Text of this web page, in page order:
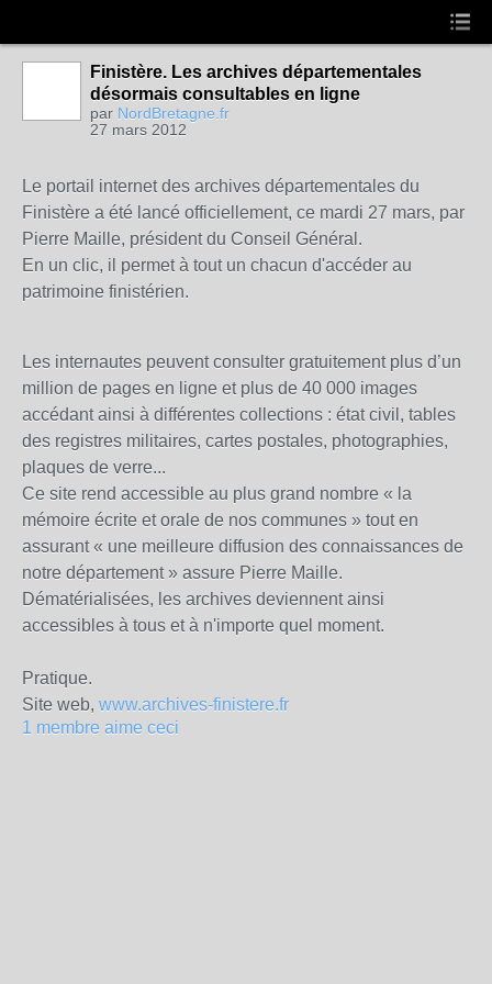
Finistère. Les archives départementales
désormais consultables en ligne
par NordBretagne.fr
27 mars 2012
Le portail internet des archives départementales du
Finistère a été lancé officiellement, ce mardi 27 mars, par
Pierre Maille, président du Conseil Général.
En un clic, il permet à tout un chacun d'accéder au
patrimoine finistérien.
Les internautes peuvent consulter gratuitement plus d’un
million de pages en ligne et plus de 40 000 images
accédant ainsi à différentes collections : état civil, tables
des registres militaires, cartes postales, photographies,
plaques de verre...
Ce site rend accessible au plus grand nombre « la
mémoire écrite et orale de nos communes » tout en
assurant « une meilleure diffusion des connaissances de
notre département » assure Pierre Maille.
Dématérialisées, les archives deviennent ainsi
accessibles à tous et à n'importe quel moment.
Pratique.
Site web, www.archives-finistere.fr
1 membre aime ceci